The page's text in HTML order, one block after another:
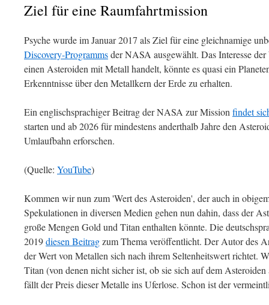
Ziel für eine Raumfahrtmission
Psyche wurde im Januar 2017 als Ziel für eine gleichnamige
Discovery-Programmsder NASA ausgewählt. Das Interesse
einen Asteroiden mit Metall handelt, könnte es quasi ein
Erkenntnisse über den Metallkern der Erde zu erhalten.
Ein englischsprachiger Beitrag der NASA zur Mission findet
starten und ab 2026 für mindestens anderthalb Jahre den
Umlaufbahn erforschen.
(Quelle: YouTube)
Kommen wir nun zum 'Wert des Asteroiden', der auch in
Spekulationen in diversen Medien gehen nun dahin, dass der
große Mengen Gold und Titan enthalten könnte. Die
2019diesen Beitragzum Thema veröffentlicht. Der Autor des
der Wert von Metallen sich nach ihrem Seltenheitswert richtet.
Titan (von denen nicht sicher ist, ob sie sich auf dem
fällt der Preis dieser Metalle ins Uferlose. Schon ist der